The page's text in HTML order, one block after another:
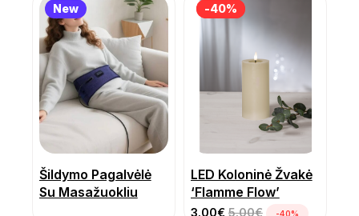
Šildymo Pagalvėlė
Su Masažuokliu
New
LED Koloninė Žvakė
‘Flamme Flow’
3.00€ 5.00€
-40%
-40%
-40%